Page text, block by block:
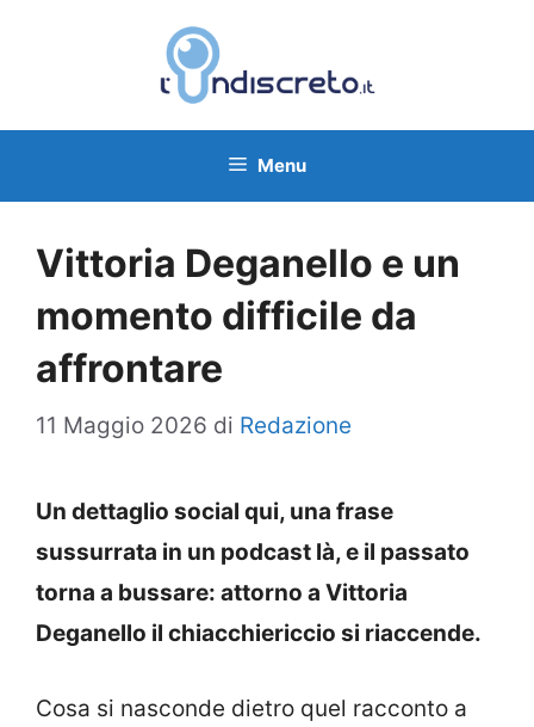
Menu
Vittoria Deganello e un
momento difficile da
affrontare
11 Maggio 2026 di Redazione
Un dettaglio social qui, una frase
sussurrata in un podcast là, e il passato
torna a bussare: attorno a Vittoria
Deganello il chiacchiericcio si riaccende.
Cosa si nasconde dietro quel racconto a